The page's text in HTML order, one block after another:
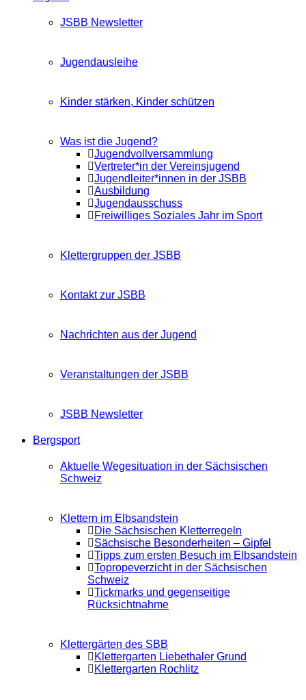
JSBB Newsletter
Jugendausleihe
Kinder stärken, Kinder schützen
Was ist die Jugend?
Jugendvollversammlung
Vertreter*in der Vereinsjugend
Jugendleiter*innen in der JSBB
Ausbildung
Jugendausschuss
Freiwilliges Soziales Jahr im Sport
Klettergruppen der JSBB
Kontakt zur JSBB
Nachrichten aus der Jugend
Veranstaltungen der JSBB
JSBB Newsletter
Bergsport
Aktuelle Wegesituation in der Sächsischen
Schweiz
Klettern im Elbsandstein
Die Sächsischen Kletterregeln
Sächsische Besonderheiten – Gipfel
Tipps zum ersten Besuch im Elbsandstein
Topropeverzicht in der Sächsischen
Schweiz
Tickmarks und gegenseitige
Rücksichtnahme
Klettergärten des SBB
Klettergarten Liebethaler Grund
Klettergarten Rochlitz